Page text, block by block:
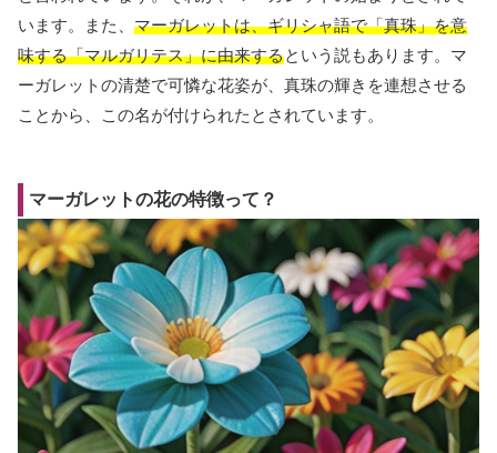
います。また、 マーガレットは、ギリシャ語で「真珠」を意
味する「マルガリテス」に由来するという説もあります。マ
ーガレットの清楚で可憐な花姿が、真珠の輝きを連想させる
ことから、この名が付けられたとされています。
マーガレットの花の特徴って？